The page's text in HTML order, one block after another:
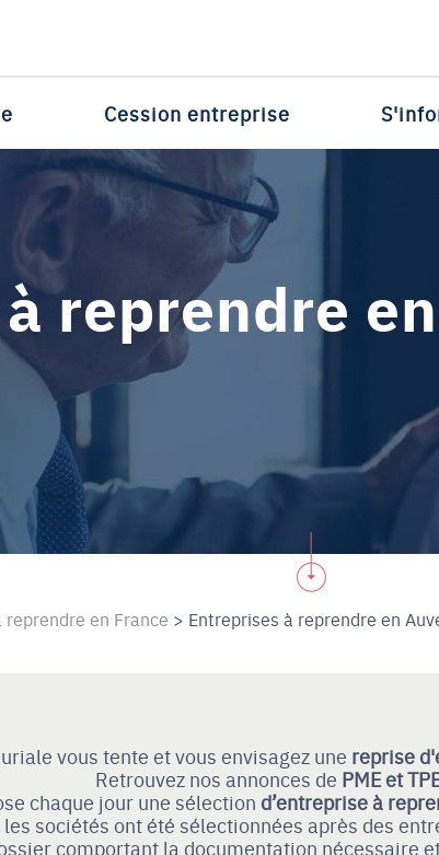
Cession entreprise
reprendre
reprendre en France > Entreprises à reprendre en
vous tente et vous envisagez une reprise
Retrouvez nos annonces de PME et
chaque jour une sélection d’entreprise à
sociétés ont été sélectionnées après des
comportant la documentation nécessaire